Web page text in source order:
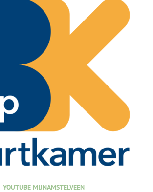
YOUTUBE MIJNAMSTELVEEN